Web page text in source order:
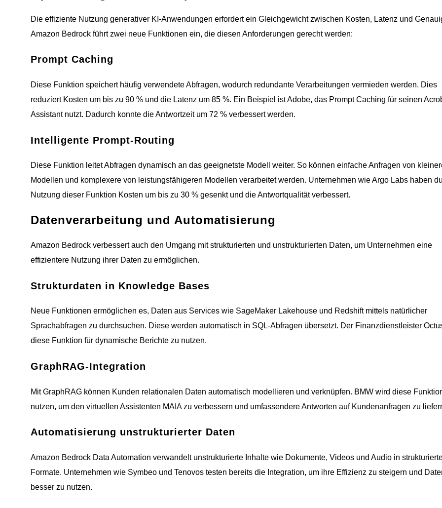
Die effiziente Nutzung generativer KI-Anwendungen erfordert ein Gleichgewicht zwischen Kosten, Latenz und
Amazon Bedrock führt zwei neue Funktionen ein, die diesen Anforderungen gerecht werden:
Prompt Caching
Diese Funktion speichert häufig verwendete Abfragen, wodurch redundante Verarbeitungen vermieden werden. Dies
reduziert Kosten um bis zu 90 % und die Latenz um 85 %. Ein Beispiel ist Adobe, das Prompt Caching für seinen
Assistant nutzt. Dadurch konnte die Antwortzeit um 72 % verbessert werden.
Intelligente Prompt-Routing
Diese Funktion leitet Abfragen dynamisch an das geeignetste Modell weiter. So können einfache Anfragen von
Modellen und komplexere von leistungsfähigeren Modellen verarbeitet werden. Unternehmen wie Argo Labs haben
Nutzung dieser Funktion Kosten um bis zu 30 % gesenkt und die Antwortqualität verbessert.
Datenverarbeitung und Automatisierung
Amazon Bedrock verbessert auch den Umgang mit strukturierten und unstrukturierten Daten, um Unternehmen eine
effizientere Nutzung ihrer Daten zu ermöglichen.
Strukturdaten in Knowledge Bases
Neue Funktionen ermöglichen es, Daten aus Services wie SageMaker Lakehouse und Redshift mittels natürlicher
Sprachabfragen zu durchsuchen. Diese werden automatisch in SQL-Abfragen übersetzt. Der Finanzdienstleister
diese Funktion für dynamische Berichte zu nutzen.
GraphRAG-Integration
Mit GraphRAG können Kunden relationalen Daten automatisch modellieren und verknüpfen. BMW wird diese
nutzen, um den virtuellen Assistenten MAIA zu verbessern und umfassendere Antworten auf Kundenanfragen zu
Automatisierung unstrukturierter Daten
Amazon Bedrock Data Automation verwandelt unstrukturierte Inhalte wie Dokumente, Videos und Audio in
Formate. Unternehmen wie Symbeo und Tenovos testen bereits die Integration, um ihre Effizienz zu steigern und
besser zu nutzen.